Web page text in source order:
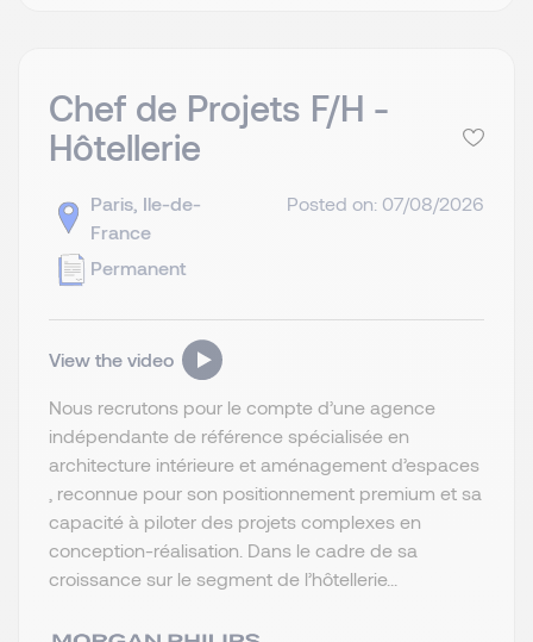
Chef de Projets F/H -
Hôtellerie
Paris, Ile-de-
France
Permanent
Posted on: 07/08/2026
View the video
Nous recrutons pour le compte d’une agence
indépendante de référence spécialisée en
architecture intérieure et aménagement d’espaces
, reconnue pour son positionnement premium et sa
capacité à piloter des projets complexes en
conception-réalisation. Dans le cadre de sa
croissance sur le segment de l’hôtellerie...